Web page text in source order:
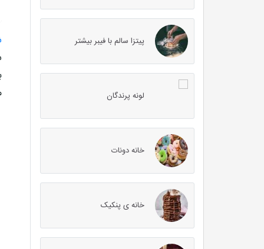
پیتزا سالم با فیبر بیشتر
لونه پرندگان
خانه دونات
خانه ی پنکیک